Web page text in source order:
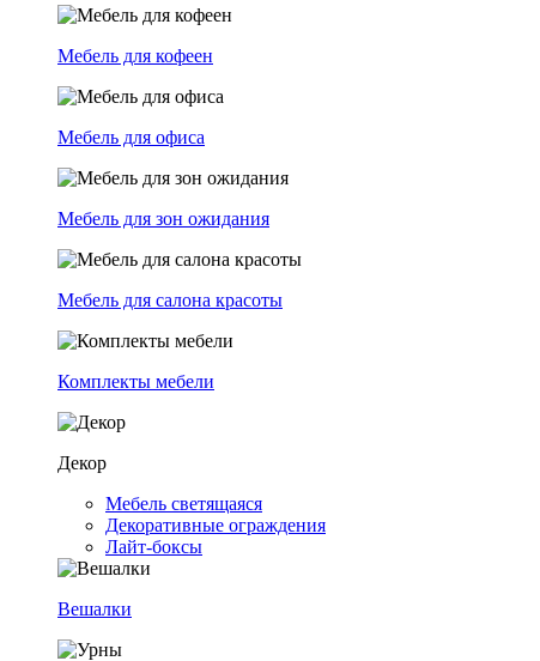
Мебель для кофеен
Мебель для офиса
Мебель для зон ожидания
Мебель для салона красоты
Комплекты мебели
Декор
Мебель светящаяся
Декоративные ограждения
Лайт-боксы
Вешалки